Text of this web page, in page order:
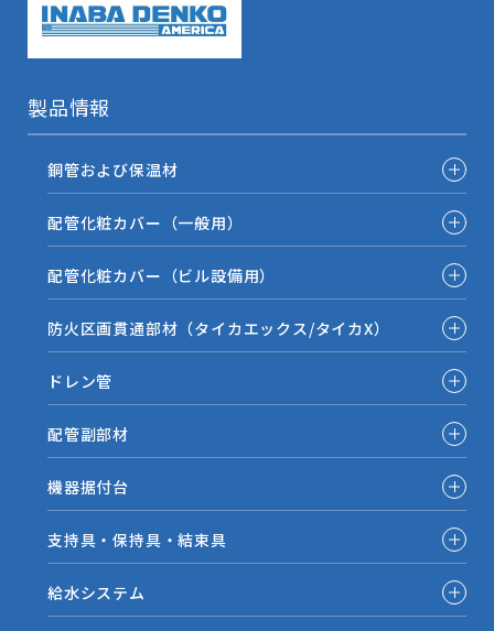
製品情報
銅管および保温材
配管化粧カバー（一般用）
配管化粧カバー（ビル設備用）
防火区画貫通部材（タイカエックス/タイカX）
ドレン管
配管副部材
機器据付台
支持具・保持具・結束具
給水システム